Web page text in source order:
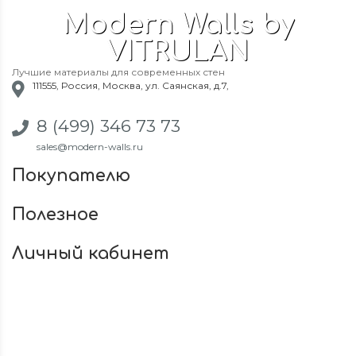
Modern Walls by
VITRULAN
Лучшие материалы для современных стен
111555 Россия Москва ул. Саянская, д.7
8 (499) 346 73 73
sales@modern-walls.ru
Покупателю
Полезное
Личный кабинет